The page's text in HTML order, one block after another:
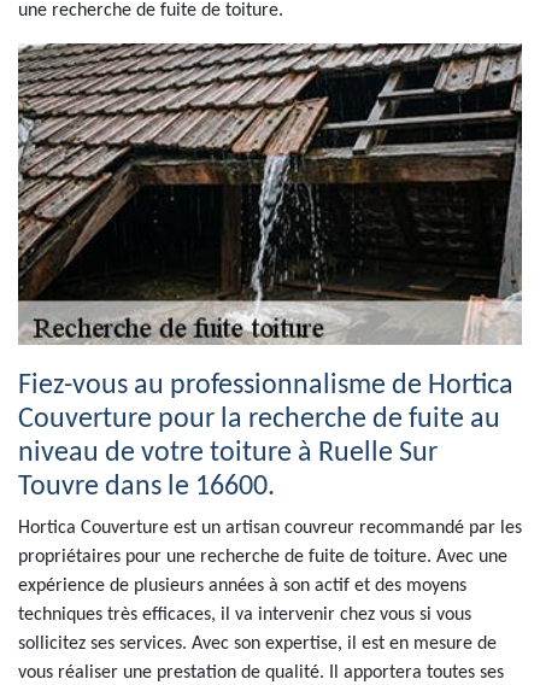
une recherche de fuite de toiture.
Fiez-vous au professionnalisme de Hortica
Couverture pour la recherche de fuite au
niveau de votre toiture à Ruelle Sur
Touvre dans le 16600.
Hortica Couverture est un artisan couvreur recommandé par les
propriétaires pour une recherche de fuite de toiture. Avec une
expérience de plusieurs années à son actif et des moyens
techniques très efficaces, il va intervenir chez vous si vous
sollicitez ses services. Avec son expertise, il est en mesure de
vous réaliser une prestation de qualité. Il apportera toutes ses